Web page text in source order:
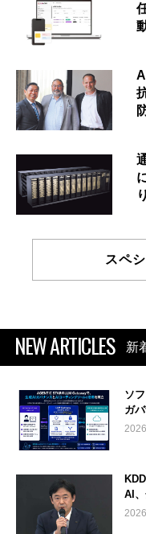
スペ
NEW ARTICLES 新
ソ
ガ
AI